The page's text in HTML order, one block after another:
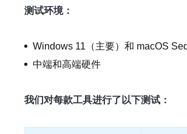
测试环境：
Windows 11（主要）和 macOS
中端和高端硬件
我们对每款工具进行了以下测试：